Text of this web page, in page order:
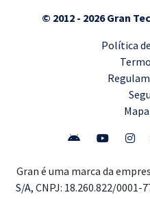
© 2012 - 2026 Gran
Política
Gran é uma marca da
S/A, CNPJ: 18.260.822/0001-